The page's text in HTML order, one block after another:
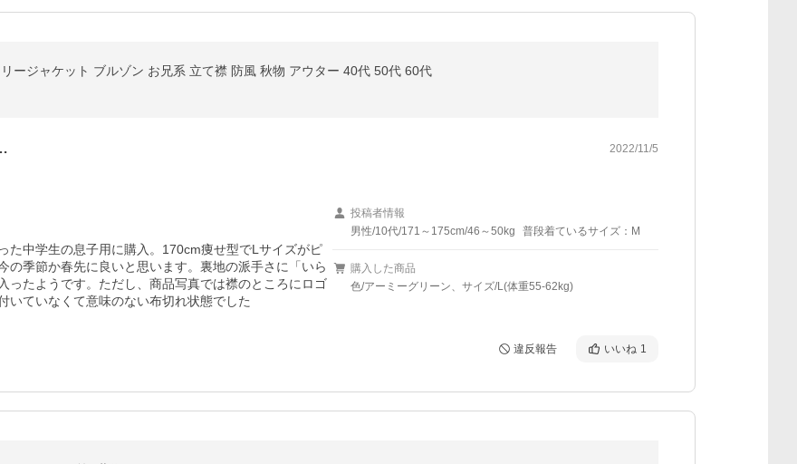
ージャケット ブルゾン お兄系 立て襟 防風 秋物 アウター 40代 50代 60代
2022/11/5
た中学生の息子用に購入。170cm痩せ型でLサイズがピ
の季節か春先に良いと思います。裏地の派手さに「いら
ったようです。ただし、商品写真では襟のところにロゴ
いていなくて意味のない布切れ状態でした
投稿者情報
男性/10代/171～175cm/46～50kg
普段着ているサイズ：M
購入した商品
色/アーミーグリーン、サイズ/L(体重55-62kg)
違反報告 いいね 1